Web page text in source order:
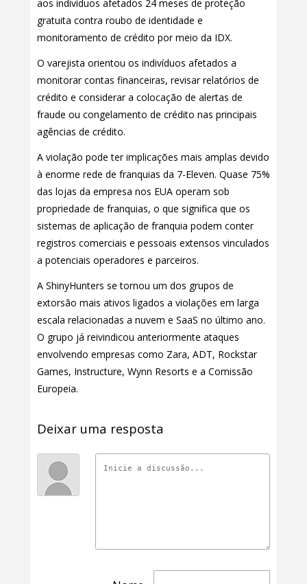
aos indivíduos afetados 24 meses de proteção
gratuita contra roubo de identidade e
monitoramento de crédito por meio da IDX.
O varejista orientou os indivíduos afetados a
monitorar contas financeiras, revisar relatórios de
crédito e considerar a colocação de alertas de
fraude ou congelamento de crédito nas principais
agências de crédito.
A violação pode ter implicações mais amplas devido
à enorme rede de franquias da 7-Eleven. Quase 75%
das lojas da empresa nos EUA operam sob
propriedade de franquias, o que significa que os
sistemas de aplicação de franquia podem conter
registros comerciais e pessoais extensos vinculados
a potenciais operadores e parceiros.
A ShinyHunters se tornou um dos grupos de
extorsão mais ativos ligados a violações em larga
escala relacionadas a nuvem e SaaS no último ano.
O grupo já reivindicou anteriormente ataques
envolvendo empresas como Zara, ADT, Rockstar
Games, Instructure, Wynn Resorts e a Comissão
Europeia.
Deixar uma resposta